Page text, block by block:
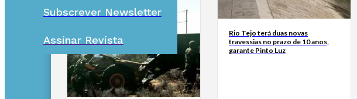
Subscrever Newsletter
Assinar Revista
Rio Tejo terá duas novas
travessias no prazo de 10 anos,
garante Pinto Luz